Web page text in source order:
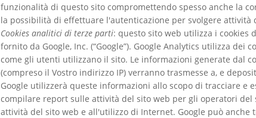
funzionalità di questo sito compromettendo spesso anche la
la possibilità di effettuare l'autenticazione per svolgere attività
Cookies analitici di terze parti: questo sito web utilizza i cookies
fornito da Google, Inc. (“Google”). Google Analytics utilizza dei
come gli utenti utilizzano il sito. Le informazioni generate dal
(compreso il Vostro indirizzo IP) verranno trasmesse a, e
Google utilizzerà queste informazioni allo scopo di tracciare e
compilare report sulle attività del sito web per gli operatori
attività del sito web e all'utilizzo di Internet. Google può